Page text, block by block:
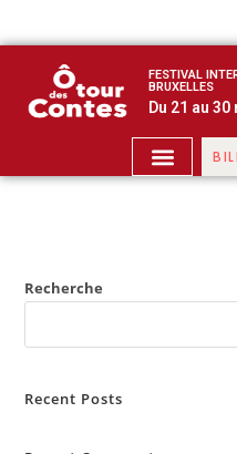
FESTIVAL
BRUXELLES
Du 21 au
Recherche
Recent Posts